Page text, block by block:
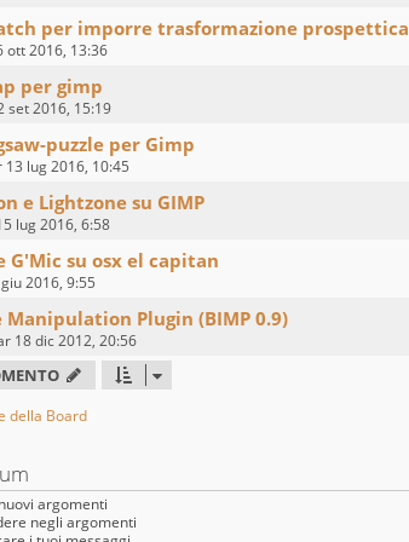
per imporre trasformazione prospettica
ott 2016, 13:36
per gimp
set 2016, 15:19
puzzle per Gimp
13 lug 2016, 10:45
e Lightzone su GIMP
lug 2016, 6:58
G'Mic su osx el capitan
2016, 9:55
Manipulation Plugin (BIMP 0.9)
18 dic 2012, 20:56
della Board
argomenti
negli argomenti